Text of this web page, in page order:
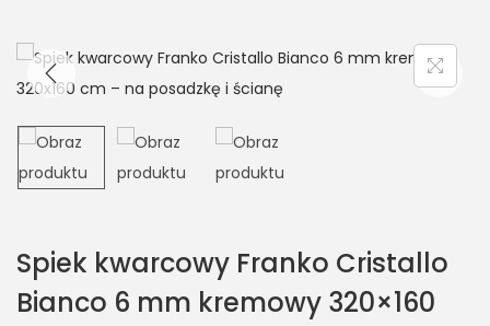
Spiek kwarcowy Franko Cristallo
Bianco 6 mm kremowy 320×160